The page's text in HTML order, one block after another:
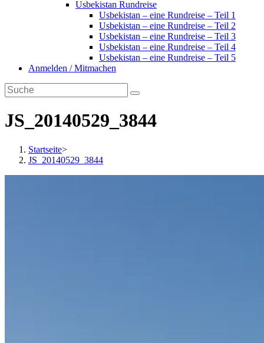
Usbekistan Rundreise
Usbekistan – eine Rundreise – Teil 1
Usbekistan – eine Rundreise – Teil 2
Usbekistan – eine Rundreise – Teil 3
Usbekistan – eine Rundreise – Teil 4
Usbekistan – eine Rundreise – Teil 5
Anmelden / Mitmachen
JS_20140529_3844
Startseite>
JS_20140529_3844